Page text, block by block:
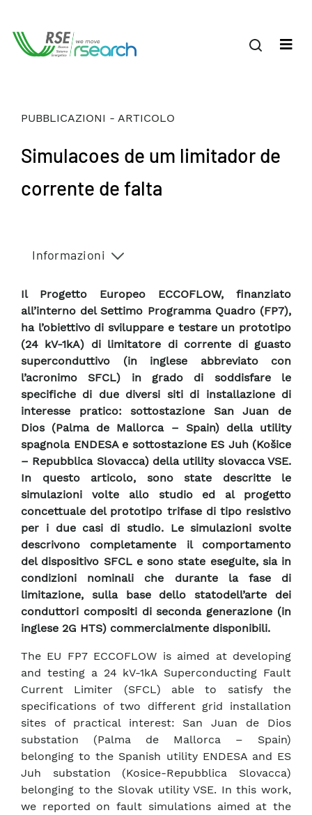
PUBBLICAZIONI - ARTICOLO
Simulacoes de um limitador de
corrente de falta
Informazioni
Il Progetto Europeo ECCOFLOW, finanziato
all’interno del Settimo Programma Quadro (FP7),
ha l’obiettivo di sviluppare e testare un prototipo
(24 kV-1kA) di limitatore di corrente di guasto
superconduttivo (in inglese abbreviato con
l’acronimo SFCL) in grado di soddisfare le
specifiche di due diversi siti di installazione di
interesse pratico: sottostazione San Juan de
Dios (Palma de Mallorca – Spain) della utility
spagnola ENDESA e sottostazione ES Juh (Košice
– Repubblica Slovacca) della utility slovacca VSE.
In questo articolo, sono state descritte le
simulazioni volte allo studio ed al progetto
concettuale del prototipo trifase di tipo resistivo
per i due casi di studio. Le simulazioni svolte
descrivono completamente il comportamento
del dispositivo SFCL e sono state eseguite, sia in
condizioni nominali che durante la fase di
limitazione, sulla base dello statodell’arte dei
conduttori compositi di seconda generazione (in
inglese 2G HTS) commercialmente disponibili.
The EU FP7 ECCOFLOW is aimed at developing
and testing a 24 kV-1kA Superconducting Fault
Current Limiter (SFCL) able to satisfy the
specifications of two different grid installation
sites of practical interest: San Juan de Dios
substation (Palma de Mallorca – Spain)
belonging to the Spanish utility ENDESA and ES
Juh substation (Kosice-Repubblica Slovacca)
belonging to the Slovak utility VSE. In this work,
we reported on fault simulations aimed at the